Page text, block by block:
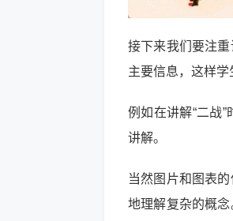
接下来我们要注
主要信息，这样学
例如在讲解“二战
讲解。
当然图片和图表
地理解复杂的概